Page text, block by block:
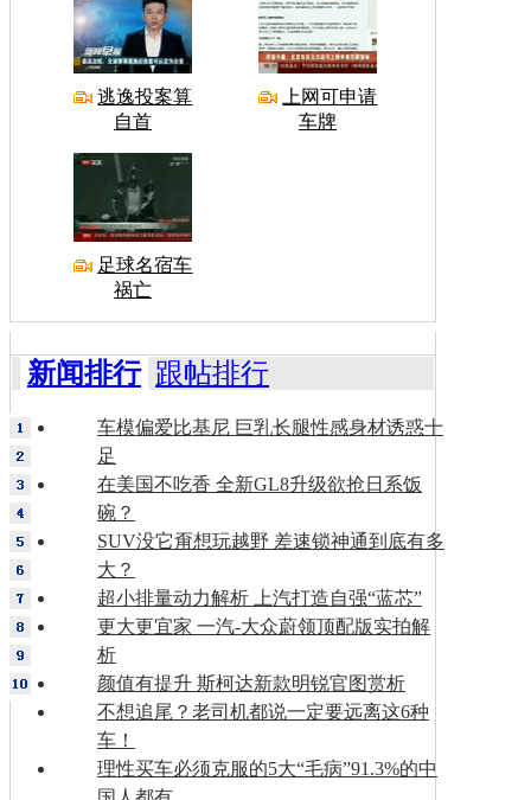
逃逸投案算
自首
上网可申请
车牌
足球名宿车
祸亡
新闻排行 跟帖排行
车模偏爱比基尼 巨乳长腿性感身材诱惑十
足
在美国不吃香 全新GL8升级欲抢日系饭
碗？
SUV没它甭想玩越野 差速锁神通到底有多
大？
超小排量动力解析 上汽打造自强“蓝芯”
更大更宜家 一汽-大众蔚领顶配版实拍解
析
颜值有提升 斯柯达新款明锐官图赏析
不想追尾？老司机都说一定要远离这6种
车！
理性买车必须克服的5大“毛病”91.3%的中